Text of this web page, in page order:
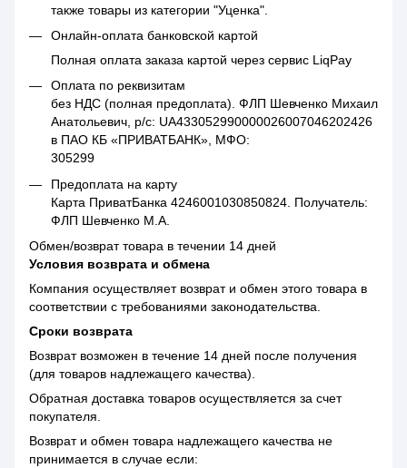
также товары из категории "Уценка".
Онлайн-оплата банковской картой
Полная оплата заказа картой через сервис LiqPay
Оплата по реквизитам
без НДС (полная предоплата). ФЛП Шевченко Михаил
Анатольевич, р/с: UA433052990000026007046202426
в ПАО КБ «ПРИВАТБАНК», МФО:
305299
Предоплата на карту
Карта ПриватБанка 4246001030850824. Получатель:
ФЛП Шевченко М.А.
Обмен/возврат товара в течении 14 дней
Условия возврата и обмена
Компания осуществляет возврат и обмен этого товара в
соответствии с требованиями законодательства.
Сроки возврата
Возврат возможен в течение 14 дней после получения
(для товаров надлежащего качества).
Обратная доставка товаров осуществляется за счет
покупателя.
Возврат и обмен товара надлежащего качества не
принимается в случае если: